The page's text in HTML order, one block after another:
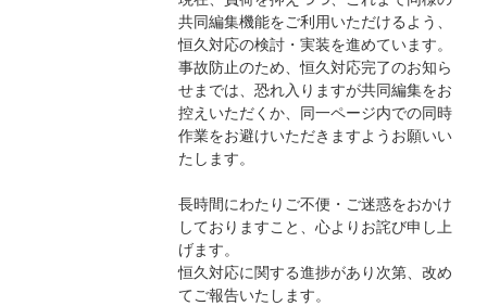
共同編集機能をご利用いただけるよう、
恒久対応の検討・実装を進めています。
事故防止のため、恒久対応完了のお知ら
せまでは、恐れ入りますが共同編集をお
控えいただくか、同一ページ内での同時
作業をお避けいただきますようお願いい
たします。
長時間にわたりご不便・ご迷惑をおかけ
しておりますこと、心よりお詫び申し上
げます。
恒久対応に関する進捗があり次第、改め
てご報告いたします。